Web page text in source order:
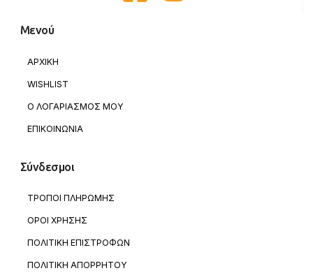
Μενού
ΑΡΧΙΚΗ
WISHLIST
Ο ΛΟΓΑΡΙΑΣΜΟΣ ΜΟΥ
ΕΠΙΚΟΙΝΩΝΙΑ
Σύνδεσμοι
ΤΡΟΠΟΙ ΠΛΗΡΩΜΗΣ
ΟΡΟΙ ΧΡΗΣΗΣ
ΠΟΛΙΤΙΚΗ ΕΠΙΣΤΡΟΦΩΝ
ΠΟΛΙΤΙΚΗ ΑΠΟΡΡΗΤΟΥ